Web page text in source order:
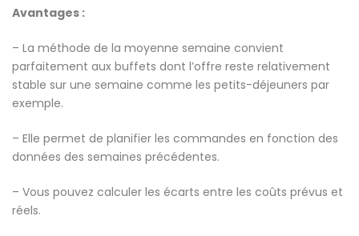
Avantages :
– La méthode de la moyenne semaine convient
parfaitement aux buffets dont l’offre reste relativement
stable sur une semaine comme les petits-déjeuners par
exemple.
– Elle permet de planifier les commandes en fonction des
données des semaines précédentes.
– Vous pouvez calculer les écarts entre les coûts prévus et
réels.